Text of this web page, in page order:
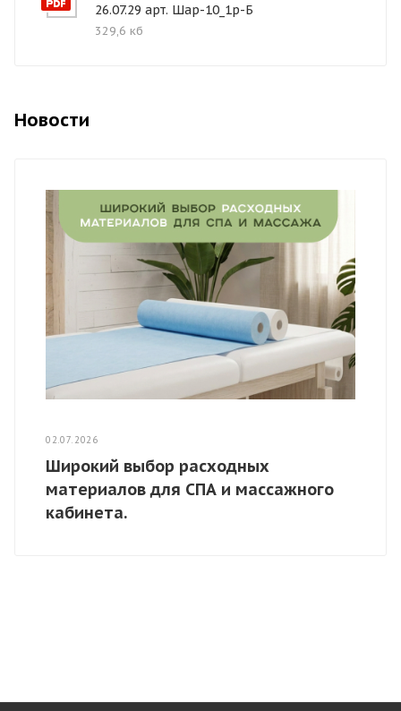
26.07.29 арт. Шар-10_1р-Б
329,6 кб
Новости
02.07.2026
Широкий выбор расходных
материалов для СПА и массажного
кабинета.